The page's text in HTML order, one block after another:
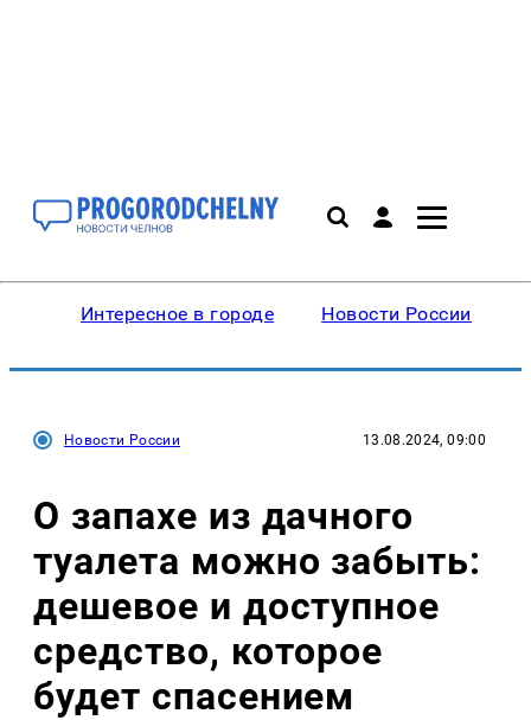
Интересное в городе Новости России
Новости России 13.08.2024, 09:00
О запахе из дачного
туалета можно забыть:
дешевое и доступное
средство, которое
будет спасением